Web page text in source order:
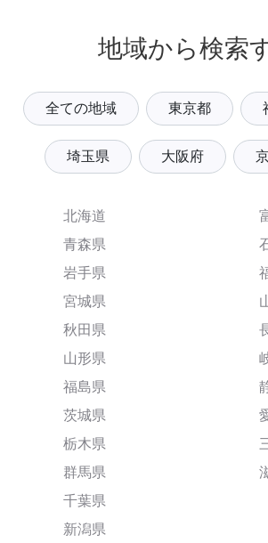
地域から検索
全ての地域 東京都
埼玉県 大阪府
北海道
青森県
岩手県
宮城県
秋田県
山形県
福島県
茨城県
栃木県
群馬県
千葉県
新潟県